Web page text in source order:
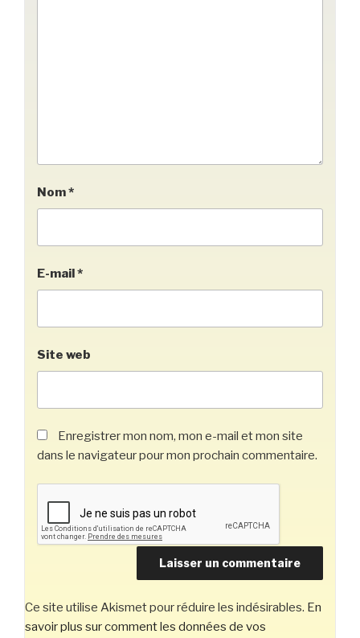
Nom*
E-mail*
Site web
Enregistrer mon nom, mon e-mail et mon site
dans le navigateur pour mon prochain commentaire.
Ce site utilise Akismet pour réduire les indésirables. En
savoir plus sur comment les données de vos